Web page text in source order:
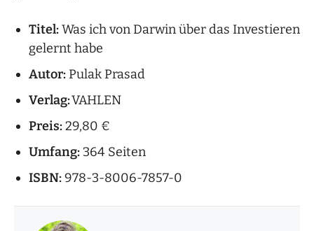
Titel:Was ich von Darwin über das Investieren
gelernt habe
Autor: Pulak Prasad
Verlag:VAHLEN
Preis:29,80 €
Umfang: 364 Seiten
ISBN:978-3-8006-7857-0